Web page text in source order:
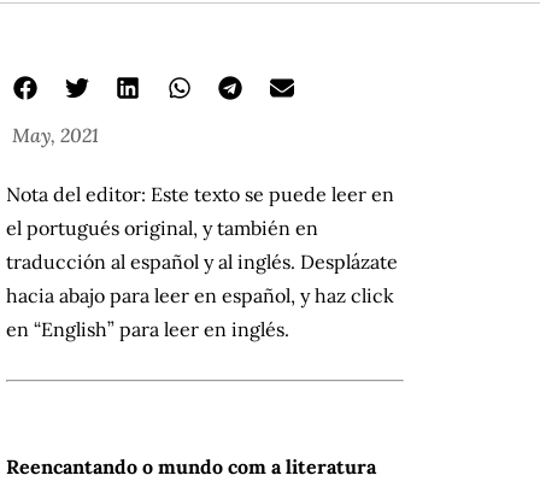
May, 2021
Nota del editor: Este texto se puede leer en
el portugués original, y también en
traducción al español y al inglés. Desplázate
hacia abajo para leer en español, y haz click
en “English” para leer en inglés.
Reencantando o mundo com a literatura